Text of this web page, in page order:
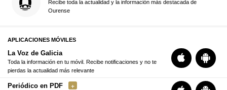
Recibe toda la actualidad y la información más destacada de
Ourense
APLICACIONES MÓVILES
La Voz de Galicia
Toda la información en tu móvil. Recibe notificaciones y no te
pierdas la actualidad más relevante
Periódico en PDF